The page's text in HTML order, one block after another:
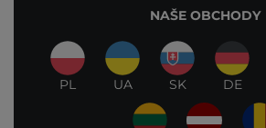
NAŠE OBCHODY
PL UA SK DE